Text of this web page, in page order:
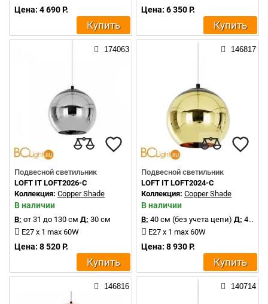
Цена: 4 690 Р.
Купить
Цена: 6 350 Р.
Купить
174063
Подвесной светильник
LOFT IT LOFT2026-C
Коллекция: Copper Shade
В наличии
В: от 31 до 130 см Д: 30 см
E27 x 1 max 60W
Цена: 8 520 Р.
Купить
146817
Подвесной светильник
LOFT IT LOFT2024-C
Коллекция: Copper Shade
В наличии
В: 40 см (без учета цепи) Д: 40 см
E27 x 1 max 60W
Цена: 8 930 Р.
Купить
146816 140714